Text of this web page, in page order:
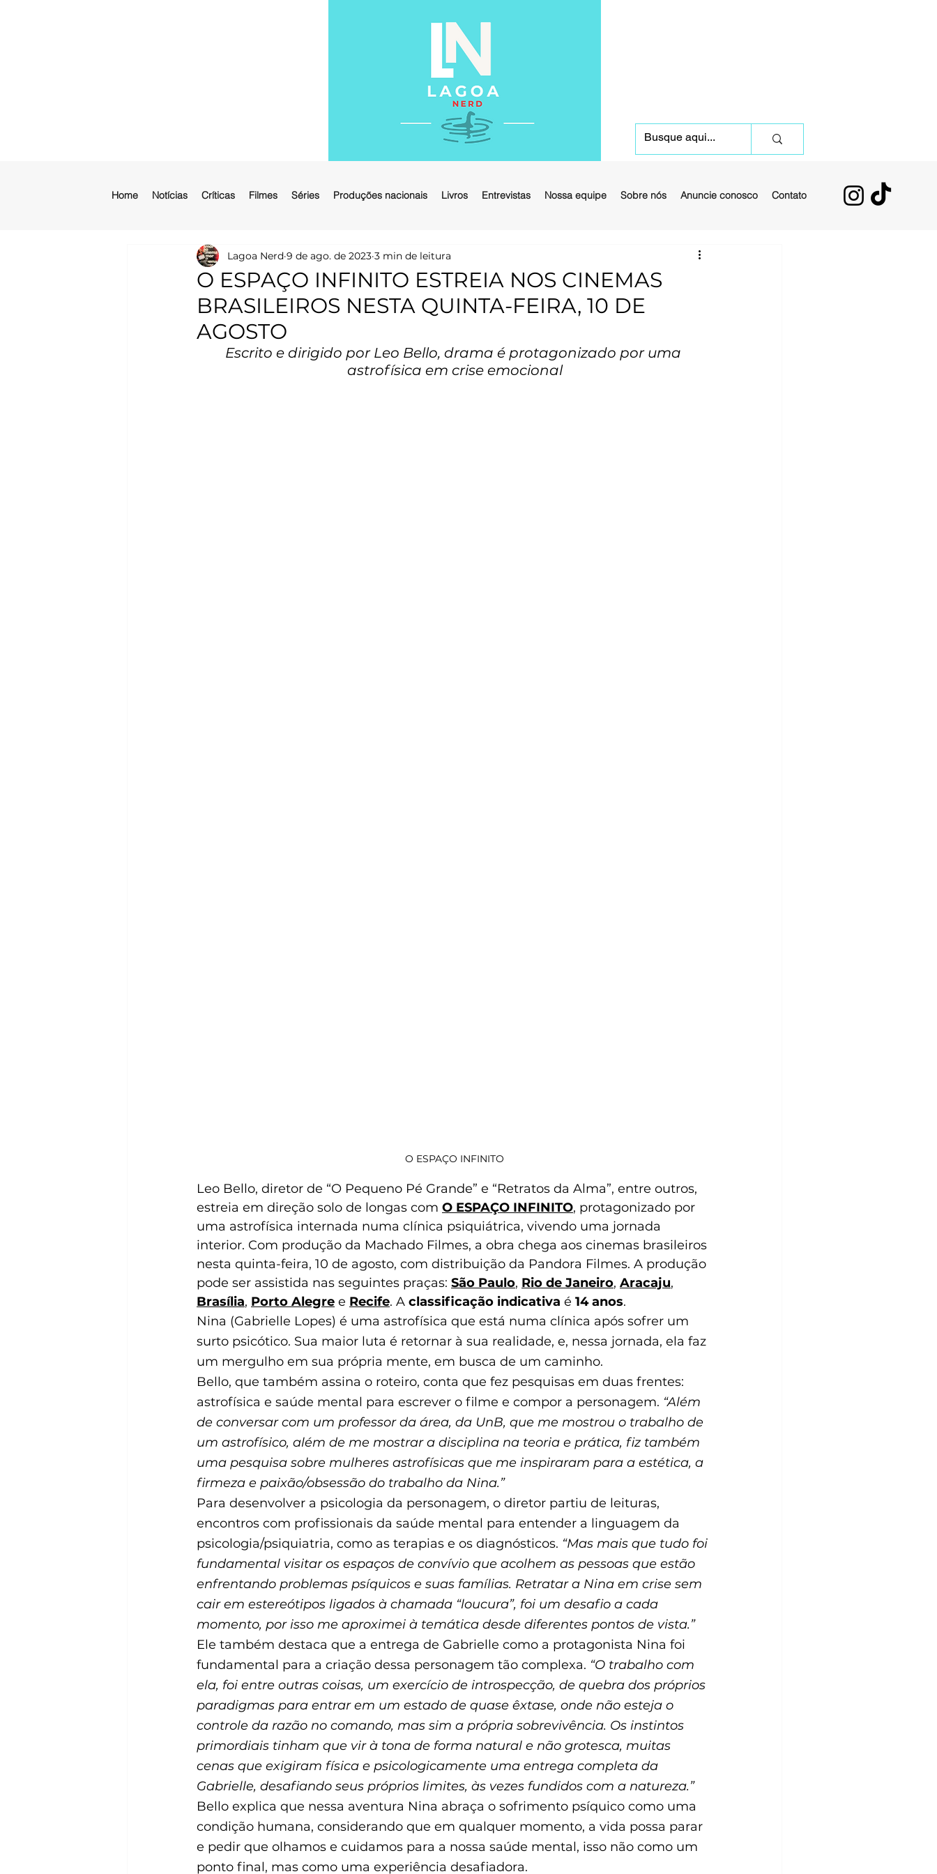
Home Notícias Críticas Filmes Séries Produções nacionais Livros Entrevistas Nossa equipe Sobre nós Anuncie conosco Contato
O ESPAÇO INFINITO ESTREIA NOS CINEMAS
BRASILEIROS NESTA QUINTA-FEIRA, 10 DE
AGOSTO
Lagoa Nerd 9 de ago. de 2023 3 min de leitura
Escrito e dirigido por Leo Bello, drama é protagonizado por uma
astrofísica em crise emocional
O ESPAÇO INFINITO
Leo Bello, diretor de “O Pequeno Pé Grande” e “Retratos da Alma”, entre outros,
estreia em direção solo de longas com O ESPAÇO INFINITO, protagonizado por
uma astrofísica internada numa clínica psiquiátrica, vivendo uma jornada
interior. Com produção da Machado Filmes, a obra chega aos cinemas brasileiros
nesta quinta-feira, 10 de agosto, com distribuição da Pandora Filmes. A produção
pode ser assistida nas seguintes praças: São Paulo, Rio de Janeiro, Aracaju,
Brasília, Porto Alegre e Recife. A classificação indicativa é 14 anos.
Nina (Gabrielle Lopes) é uma astrofísica que está numa clínica após sofrer um
surto psicótico. Sua maior luta é retornar à sua realidade, e, nessa jornada, ela faz
um mergulho em sua própria mente, em busca de um caminho.
Bello, que também assina o roteiro, conta que fez pesquisas em duas frentes:
astrofísica e saúde mental para escrever o filme e compor a personagem. “Além
de conversar com um professor da área, da UnB, que me mostrou o trabalho de
um astrofísico, além de me mostrar a disciplina na teoria e prática, fiz também
uma pesquisa sobre mulheres astrofísicas que me inspiraram para a estética, a
firmeza e paixão/obsessão do trabalho da Nina.”
Para desenvolver a psicologia da personagem, o diretor partiu de leituras,
encontros com profissionais da saúde mental para entender a linguagem da
psicologia/psiquiatria, como as terapias e os diagnósticos. “Mas mais que tudo foi
fundamental visitar os espaços de convívio que acolhem as pessoas que estão
enfrentando problemas psíquicos e suas famílias. Retratar a Nina em crise sem
cair em estereótipos ligados à chamada “loucura”, foi um desafio a cada
momento, por isso me aproximei à temática desde diferentes pontos de vista.”
Ele também destaca que a entrega de Gabrielle como a protagonista Nina foi
fundamental para a criação dessa personagem tão complexa. “O trabalho com
ela, foi entre outras coisas, um exercício de introspecção, de quebra dos próprios
paradigmas para entrar em um estado de quase êxtase, onde não esteja o
controle da razão no comando, mas sim a própria sobrevivência. Os instintos
primordiais tinham que vir à tona de forma natural e não grotesca, muitas
cenas que exigiram física e psicologicamente uma entrega completa da
Gabrielle, desafiando seus próprios limites, às vezes fundidos com a natureza.”
Bello explica que nessa aventura Nina abraça o sofrimento psíquico como uma
condição humana, considerando que em qualquer momento, a vida possa parar
e pedir que olhamos e cuidamos para a nossa saúde mental, isso não como um
ponto final, mas como uma experiência desafiadora.